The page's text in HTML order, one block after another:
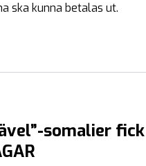
ska kunna betalas ut.
somalier fick